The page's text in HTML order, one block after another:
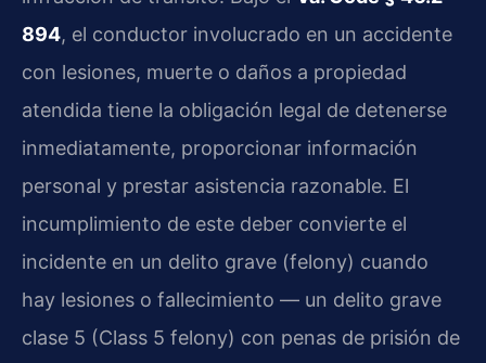
894, el conductor involucrado en un accidente
con lesiones, muerte o daños a propiedad
atendida tiene la obligación legal de detenerse
inmediatamente, proporcionar información
personal y prestar asistencia razonable. El
incumplimiento de este deber convierte el
incidente en un delito grave (felony) cuando
hay lesiones o fallecimiento — un delito grave
clase 5 (Class 5 felony) con penas de prisión de